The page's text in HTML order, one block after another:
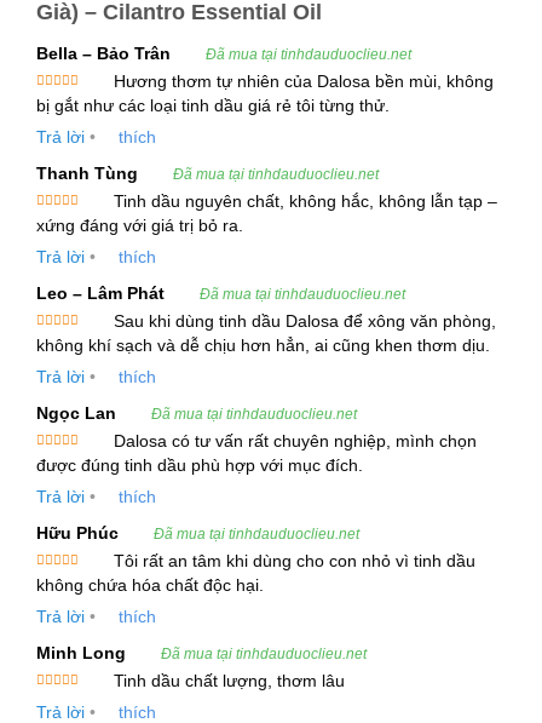
1. Giới Thiệu Tinh Dầu Lá Ngò (Rau Mùi Già)
Tinh Dầu Lá Ngò (Cilantro Essential Oil) được
chiết xuất bằng phương pháp hơi nước từ lá của
cây rau mùi, loài thực vật thuộc họ Hoa Tán
(Apiaceae). Rau mùi, hay còn gọi là ngò rí, là một
loại gia vị phổ biến trong nhiều nền ẩm thực, đặc
biệt là ở các quốc gia châu Á và Trung Đông.
Tinh dầu lá ngò không chỉ được sử dụng trong
nấu ăn mà còn có nhiều tác dụng tuyệt vời đối với
sức khỏe, từ hỗ trợ tiêu hóa, tăng cường miễn
dịch cho đến việc làm đẹp da.
2. Thông Tin Kỹ Thuật Tinh Dầu Lá Ngò
Tên tiếng Việt
: Tinh Dầu Lá Ngò
Tên thực vật: Coriandrum sativum
Phương pháp chiết xuất: Hơi nước
Màu sắc: Vàng nhạt
Già) – Cilantro Essential Oil
Bella – Bảo Trân Đã mua tại tinhdauduoclieu.net
Được xếp
hạng55
Hương thơm tự nhiên của Dalosa bền mùi, không
bị gắt như các loại tinh dầu giá rẻ tôi từng thử.
Trả lời •
thích
Thanh Tùng
Đã mua tại tinhdauduoclieu.net
Được xếp
hạng5 5
Tinh dầu nguyên chất, không hắc, không lẫn tạp –
xứng đáng với giá trị bỏ ra.
Trả lời •
thích
Leo – Lâm Phát
Đã mua tại tinhdauduoclieu.net
Được xếp
hạng55
Sau khi dùng tinh dầu Dalosa để xông văn phòng,
không khí sạch và dễ chịu hơn hẳn, ai cũng khen thơm dịu.
Trả lời •
thích
Ngọc Lan
Đã mua tại tinhdauduoclieu.net
Được xếp
hạng55
Dalosa có tư vấn rất chuyên nghiệp, mình chọn
được đúng tinh dầu phù hợp với mục đích.
Trả lời •
thích
Hữu Phúc
Đã mua tại tinhdauduoclieu.net
Được xếp
hạng55
Tôi rất an tâm khi dùng cho con nhỏ vì tinh dầu
không chứa hóa chất độc hại.
Trả lời •
thích
Minh Long
Đã mua tại tinhdauduoclieu.net
hạng
55
Tinh dầu chất lượng, thơm lâu
Trả lời •
thích